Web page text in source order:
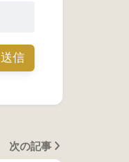
次の記事